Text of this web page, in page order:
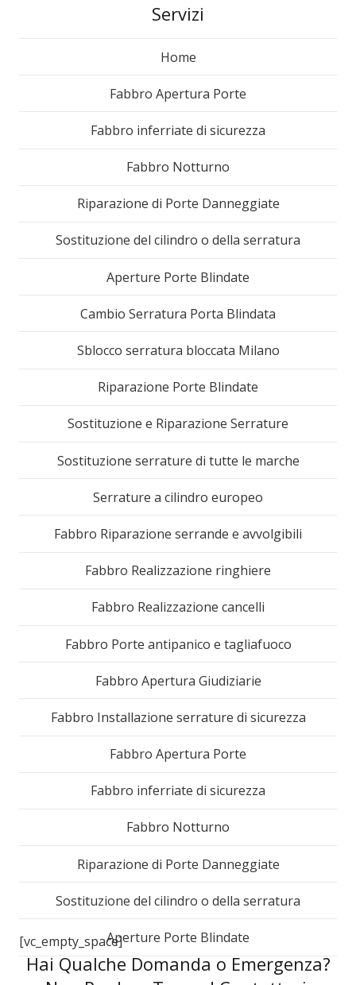
Servizi
Home
Fabbro Apertura Porte
Fabbro inferriate di sicurezza
Fabbro Notturno
Riparazione di Porte Danneggiate
Sostituzione del cilindro o della serratura
Aperture Porte Blindate
Cambio Serratura Porta Blindata
Sblocco serratura bloccata Milano
Riparazione Porte Blindate
Sostituzione e Riparazione Serrature
Sostituzione serrature di tutte le marche
Serrature a cilindro europeo
Fabbro Riparazione serrande e avvolgibili
Fabbro Realizzazione ringhiere
Fabbro Realizzazione cancelli
Fabbro Porte antipanico e tagliafuoco
Fabbro Apertura Giudiziarie
Fabbro Installazione serrature di sicurezza
Fabbro Apertura Porte
Fabbro inferriate di sicurezza
Fabbro Notturno
Riparazione di Porte Danneggiate
Sostituzione del cilindro o della serratura
Aperture Porte Blindate
[vc_empty_space]
Hai Qualche Domanda o Emergenza?